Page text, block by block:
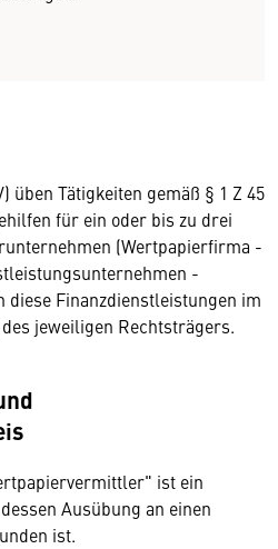
üben Tätigkeiten gemäß § 1 Z 45
für ein oder bis zu drei
(Wertpapierfirma -
-
diese Finanzdienstleistungen im
jeweiligen Rechtsträgers.
ist ein
Ausübung an einen
ist.